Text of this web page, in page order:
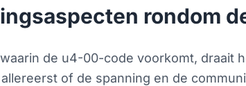
rondom
de u4-00-code voorkomt, draait
of de spanning en de